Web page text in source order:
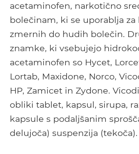
acetaminofen, narkotično
bolečinam, ki se uporablja za
zmernih do hudih bolečin.
znamke, ki vsebujejo
acetaminofen so Hycet,
Lortab, Maxidone, Norco,
HP, Zamicet in Zydone.
obliki tablet, kapsul, sirupa,
kapsule s podaljšanim
delujoča) suspenzija (tekoča).